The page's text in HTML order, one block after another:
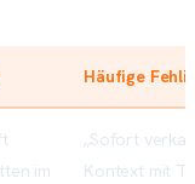
Häufige
im
„Sofort
Kontext mit